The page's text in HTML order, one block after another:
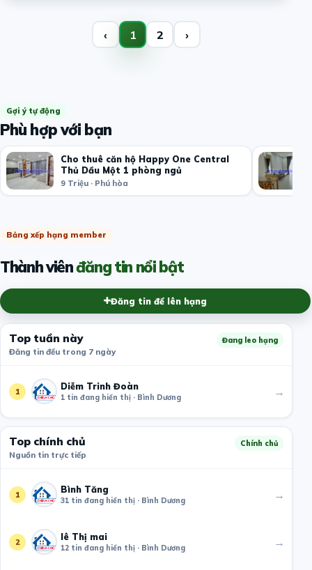
‹ 1 2 ›
Gợi ý tự động
Phù hợp với bạn
Cho thuê căn hộ Happy One Central
Thủ Dầu Một 1 phòng ngủ
9 Triệu · Phú hòa
Bảng xếp hạng member
Thành viênđăng tin nổi bật
Đăng tin để lên hạng
Top tuần này
Đăng tin đều trong 7 ngày
Đang leo hạng
1 Diễm Trinh Đoàn
1 tin đang hiển thị · Bình Dương →
Top chính chủ
Nguồn tin trực tiếp
Chính chủ
1 Bình Tăng
31 tin đang hiển thị · Bình Dương →
2 lê Thị mai
12 tin đang hiển thị · Bình Dương →